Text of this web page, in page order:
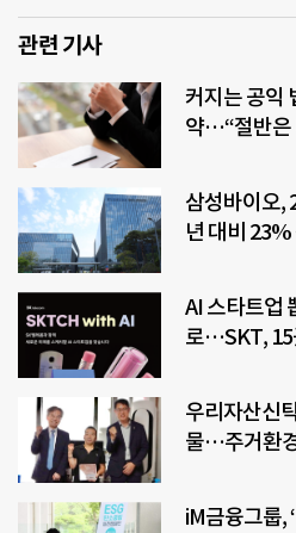
관련 기사
커지는 공익
약…“절반은
삼성바이오,
년 대비
AI 스타트업
로…SKT, 15
우리자산신
물…주거환
iM금융그룹,